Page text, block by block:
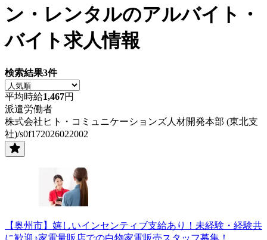
ン・レンタルのアルバイト・
バイト求人情報
検索結果3件
平均時給1,467円
派遣労働者
株式会社ヒト・コミュニケーションズ人材開発本部 (東北支
社)/s0f172026022002
【奥州市】嬉しいインセンティブ支給あり！未経験・経験共
に歓迎♪家電量販店での白物家電販売スタッフ募集！